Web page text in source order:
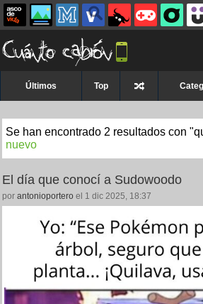
Últimos Top
Se han encontrado 2 resultados con
nuevo
El día que conocí a Sudowoodo
por antonioportero el 1 dic 2025, 18:37